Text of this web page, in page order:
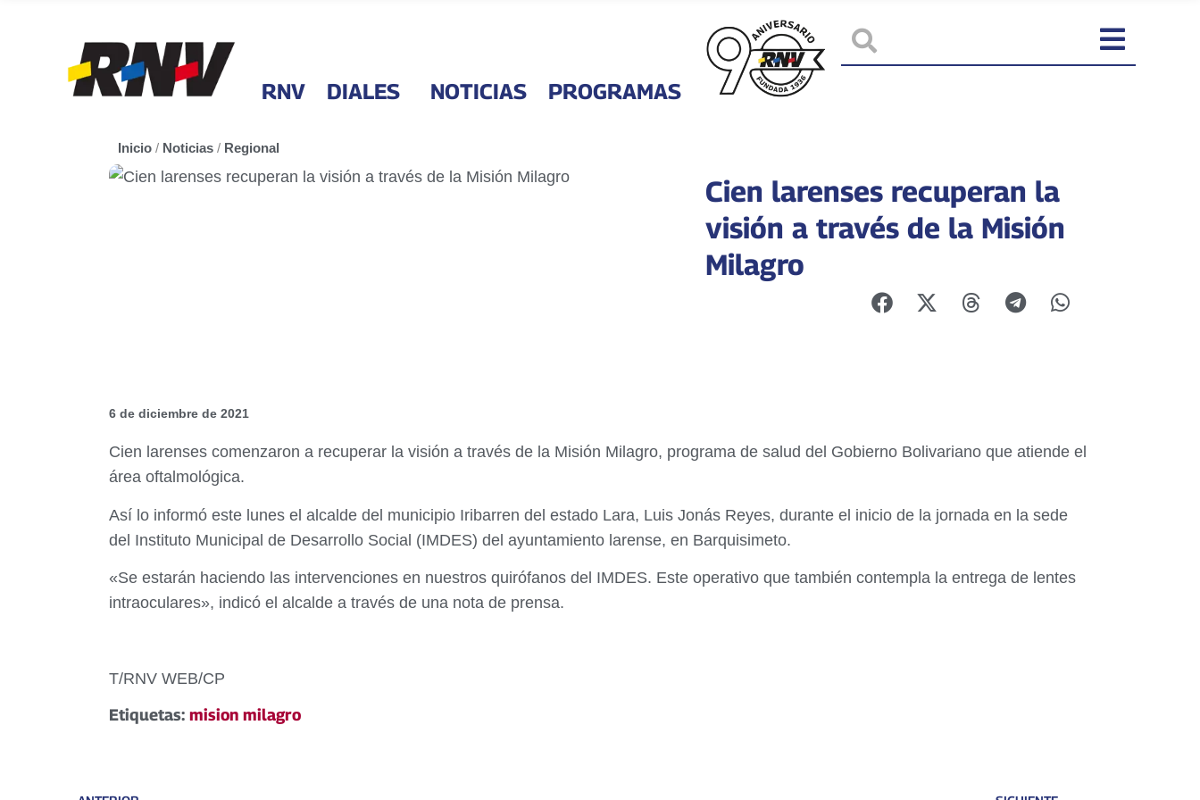
RNV DIALES NOTICIAS PROGRAMAS
Inicio / Noticias / Regional
Cien larenses recuperan la
visión a través de la Misión
Milagro
6 de diciembre de 2021
Cien larenses comenzaron a recuperar la visión a través de la Misión Milagro, programa de salud del Gobierno Bolivariano que atiende el
área oftalmológica.
Así lo informó este lunes el alcalde del municipio Iribarren del estado Lara, Luis Jonás Reyes, durante el inicio de la jornada en la sede
del Instituto Municipal de Desarrollo Social (IMDES) del ayuntamiento larense, en Barquisimeto.
«Se estarán haciendo las intervenciones en nuestros quirófanos del IMDES. Este operativo que también contempla la entrega de lentes
intraoculares», indicó el alcalde a través de una nota de prensa.
T/RNV WEB/CP
Etiquetas: mision milagro